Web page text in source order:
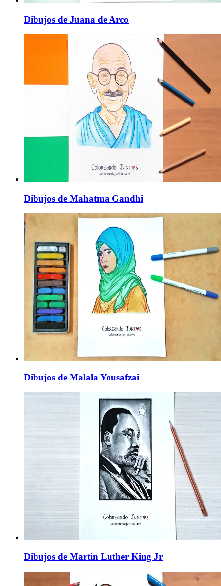
Dibujos de Juana de Arco
Dibujos de Mahatma Gandhi
Dibujos de Malala Yousafzai
Dibujos de Martin Luther King Jr